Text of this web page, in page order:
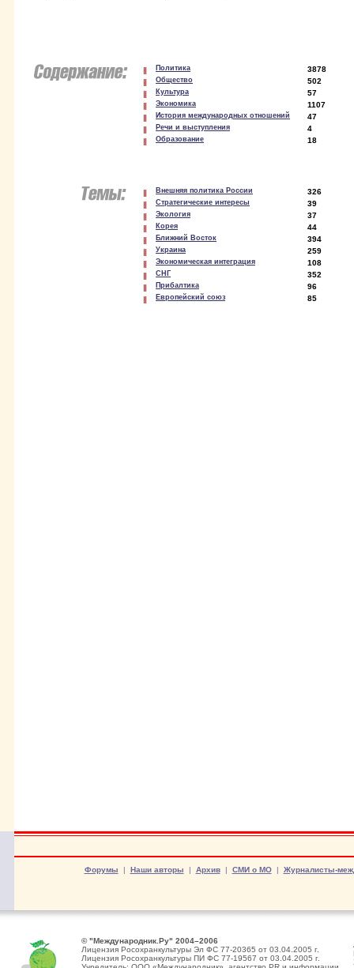
Политика 3878
Общество 502
Культура 57
Экономика 1107
История международных отношений 47
Речи и выступления 4
Образование 18
Внешняя политика России 326
Стратегические интересы 39
Экология 37
Корея 44
Ближний Восток 394
Украина 259
Экономическая интеграция 108
СНГ 352
Прибалтика 96
Европейский союз 85
Форумы | Наши авторы | Архив| СМИ о МО| Журналисты-
© "Международник.Ру" 2004–2006
Лицензия Росохранкультуры Эл ФС 77-20365 от 03.04.2005 г.
Лицензия Росохранкультуры ПИ ФС 77-19567 от 03.04.2005 г.